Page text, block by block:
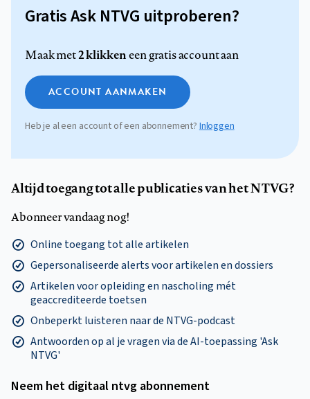
Gratis Ask NTVG uitproberen?
Maak met2 klikkeneen gratis account aan
ACCOUNT AANMAKEN
Heb je al een account of een abonnement?Inloggen
Altijd toegang tot alle publicaties van het NTVG?
Abonneer vandaag nog!
Online toegang tot alle artikelen
Gepersonaliseerde alerts voor artikelen en dossiers
Artikelen voor opleiding en nascholing mét
geaccrediteerde toetsen
Onbeperkt luisteren naar de NTVG-podcast
Antwoorden op al je vragen via de AI-toepassing 'Ask
NTVG'
Neem het digitaal ntvg abonnement